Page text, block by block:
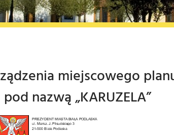
miejscowego
nazwą „KARUZELA”